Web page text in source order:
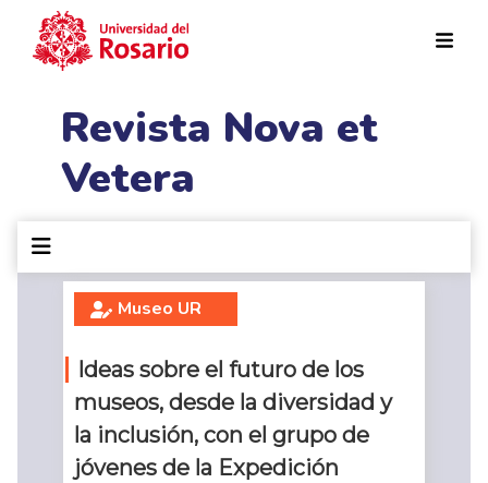
Revista Nova et
Vetera
Museo UR
Ideas sobre el futuro de los
museos, desde la diversidad y
la inclusión, con el grupo de
jóvenes de la Expedición